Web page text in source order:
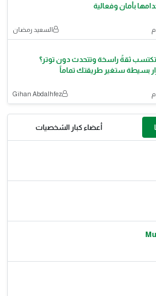
بأمان وفعالية
ثقةً راسخة وتتحدث دون توتر؟
بسيطة ستغير طريقتك تماماً
Gihan Abdalhfez
أعضاء كبار الشخصيات